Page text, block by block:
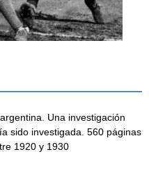
Una investigación
sido investigada. 560 páginas
1920 y 1930